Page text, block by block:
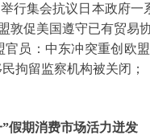
行集会抗议日本政府
敦促美国遵守已有贸易
官员：中东冲突重创欧
拘留监察机构被关闭；
”假期消费市场活力迸发